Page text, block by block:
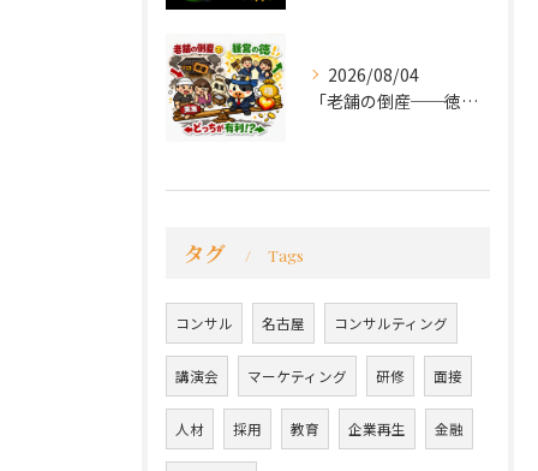
2026/08/04
「老舗の倒産──徳が会社を救うか、沈めるか」
タグ Tags
コンサル 名古屋 コンサルティング
講演会 マーケティング 研修 面接
人材 採用 教育 企業再生 金融